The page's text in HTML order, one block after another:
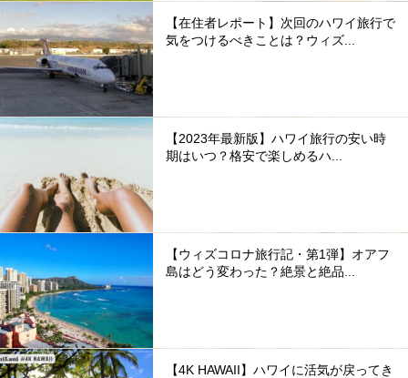
【在住者レポート】次回のハワイ旅行で
気をつけるべきことは？ウィズ...
【2023年最新版】ハワイ旅行の安い時
期はいつ？格安で楽しめるハ...
【ウィズコロナ旅行記・第1弾】オアフ
島はどう変わった？絶景と絶品...
【4K HAWAII】ハワイに活気が戻ってき